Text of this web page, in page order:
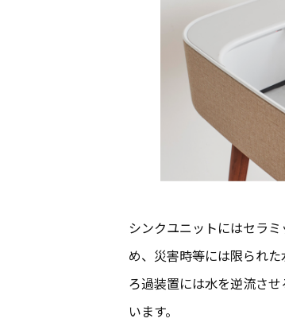
シンクユニットにはセラ
め、災害時等には限られた
ろ過装置には水を逆流さ
います。